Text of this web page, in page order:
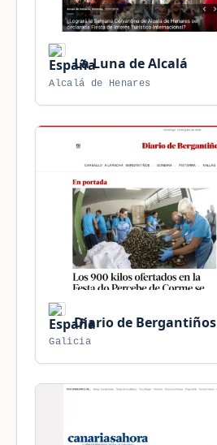
La Luna de Alcalá
Alcalá de Henares
Diario de Bergantiños
Galicia